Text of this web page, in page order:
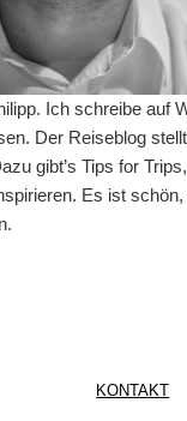
Ich schreibe auf
Der Reiseblog
gibt’s Tips for
Es ist
KONTAKT